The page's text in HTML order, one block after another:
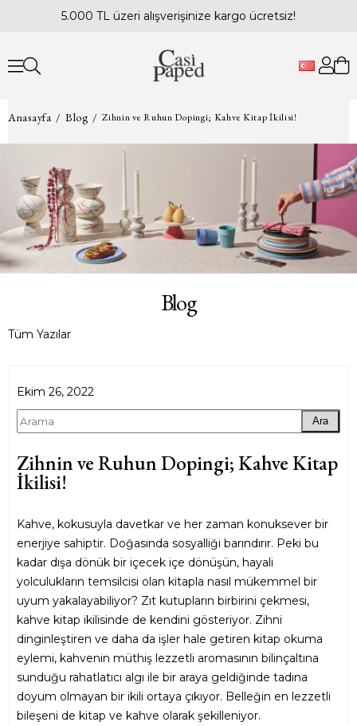
5.000 TL üzeri alışverişinize kargo ücretsiz!
Anasayfa Blog Zihnin ve Ruhun Dopingi; Kahve Kitap İkilisi!
Blog
Tüm Yazılar
Ara
Zihnin ve Ruhun Dopingi; Kahve Kitap
İkilisi!
Kahve, kokusuyla davetkar ve her zaman konuksever bir
enerjiye sahiptir. Doğasında sosyalliği barındırır. Peki bu
kadar dışa dönük bir içecek içe dönüşün, hayali
yolculukların temsilcisi olan kitapla nasıl mükemmel bir
uyum yakalayabiliyor? Zıt kutupların birbirini çekmesi,
kahve kitap ikilisinde de kendini gösteriyor. Zihni
dinginleştiren ve daha da işler hale getiren kitap okuma
eylemi, kahvenin müthiş lezzetli aromasının bilinçaltına
sunduğu rahatlatıcı algı ile bir araya geldiğinde tadına
doyum olmayan bir ikili ortaya çıkıyor. Belleğin en lezzetli
bileşeni de kitap ve kahve olarak şekilleniyor.
Ekim 26, 2022